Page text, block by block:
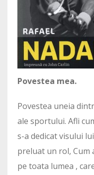
Povestea mea.
Povestea uneia
ale sportului. Afli
s-a dedicat visului
preluat un rol, Cum
pe toata lumea ,